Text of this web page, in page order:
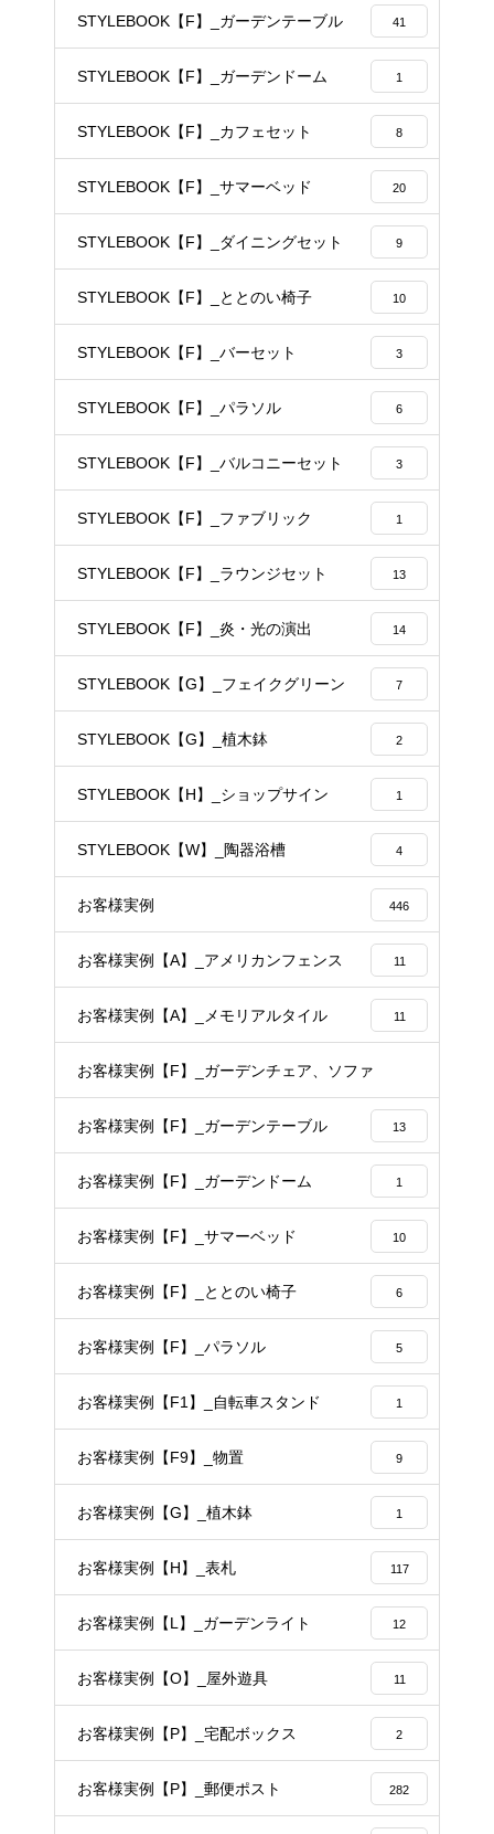
STYLEBOOK【F】_ガーデンテーブル 41
STYLEBOOK【F】_ガーデンドーム 1
STYLEBOOK【F】_カフェセット 8
STYLEBOOK【F】_サマーベッド 20
STYLEBOOK【F】_ダイニングセット 9
STYLEBOOK【F】_ととのい椅子 10
STYLEBOOK【F】_バーセット 3
STYLEBOOK【F】_パラソル 6
STYLEBOOK【F】_バルコニーセット 3
STYLEBOOK【F】_ファブリック 1
STYLEBOOK【F】_ラウンジセット 13
STYLEBOOK【F】_炎・光の演出 14
STYLEBOOK【G】_フェイクグリーン 7
STYLEBOOK【G】_植木鉢 2
STYLEBOOK【H】_ショップサイン 1
STYLEBOOK【W】_陶器浴槽 4
お客様実例 446
お客様実例【A】_アメリカンフェンス 11
お客様実例【A】_メモリアルタイル 11
お客様実例【F】_ガーデンチェア、ソファ
14
お客様実例【F】_ガーデンテーブル 13
お客様実例【F】_ガーデンドーム 1
お客様実例【F】_サマーベッド 10
お客様実例【F】_ととのい椅子 6
お客様実例【F】_パラソル 5
お客様実例【F1】_自転車スタンド 1
お客様実例【F9】_物置 9
お客様実例【G】_植木鉢 1
お客様実例【H】_表札 117
お客様実例【L】_ガーデンライト 12
お客様実例【O】_屋外遊具 11
お客様実例【P】_宅配ボックス 2
お客様実例【P】_郵便ポスト 282